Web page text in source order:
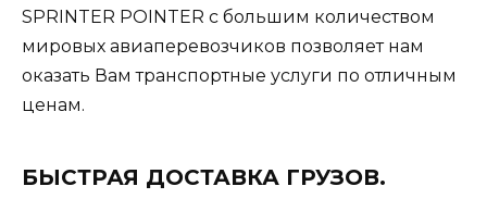
SPRINTER POINTER с большим количеством
мировых авиаперевозчиков позволяет нам
оказать Вам транспортные услуги по отличным
ценам.
БЫСТРАЯ ДОСТАВКА ГРУЗОВ.